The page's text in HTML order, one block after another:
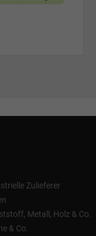
Zulieferer
Metall, Holz & Co.
& Co.